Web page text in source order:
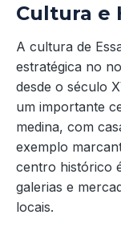
Cultura e
A cultura de
estratégica no
desde o século
um importante
medina, com
exemplo
centro histórico
galerias e
locais.